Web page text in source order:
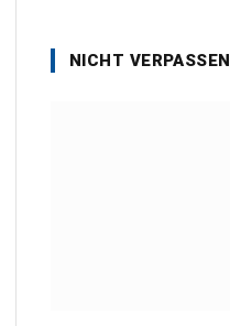
NICHT VERPASSEN